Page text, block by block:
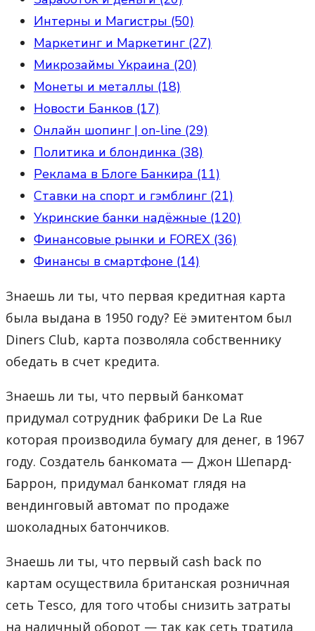
Интерны и Магистры (50)
Маркетинг и Маркетинг (27)
Микрозаймы Украина (20)
Монеты и металлы (18)
Новости Банков (17)
Онлайн шопинг | on-line (29)
Политика и блондинка (38)
Реклама в Блоге Банкира (11)
Ставки на спорт и гэмблинг (21)
Укринские банки надёжные (120)
Финансовые рынки и FOREX (36)
Финансы в смартфоне (14)
Знаешь ли ты, что первая кредитная карта
была выдана в 1950 году? Её эмитентом был
Diners Club, карта позволяла собственнику
обедать в счет кредита.
Знаешь ли ты, что первый банкомат
придумал сотрудник фабрики De La Rue
которая производила бумагу для денег, в 1967
году. Создатель банкомата — Джон Шепард-
Баррон, придумал банкомат глядя на
вендинговый автомат по продаже
шоколадных батончиков.
Знаешь ли ты, что первый cash back по
картам осуществила британская розничная
сеть Tesco, для того чтобы снизить затраты
на наличный оборот — так как сеть тратила